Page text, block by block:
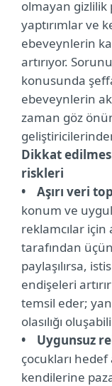
olmayan gizlilik
yaptırımlar ve
ebeveynlerin
artırıyor.
konusunda
ebeveynlerin
zaman göz
Dikkat
riskleri
• Aşırı veri
konum ve
reklamcılar için
tarafından
paylaşılırsa,
endişeleri
temsil eder;
olasılığı
• Uygunsuz
çocukları
kendilerine